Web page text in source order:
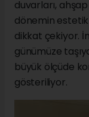
duvarları,
dönemin estetik
dikkat çekiyor.
günümüze
büyük ölçüde
gösteriliyor.